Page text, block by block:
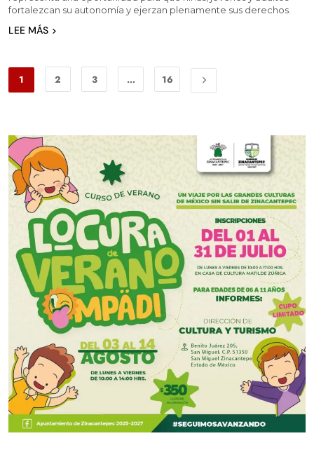
fortalezcan su autonomía y ejerzan plenamente sus derechos.
LEE MÁS
1 2 3 … 16